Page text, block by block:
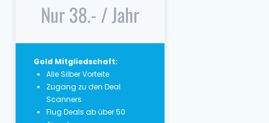
Nur 38.- / Jahr
Gold Mitgliedschaft:
Alle Silber Vorteite
Zugang zu den Deal
Scanners
Flug Deals ab über 50